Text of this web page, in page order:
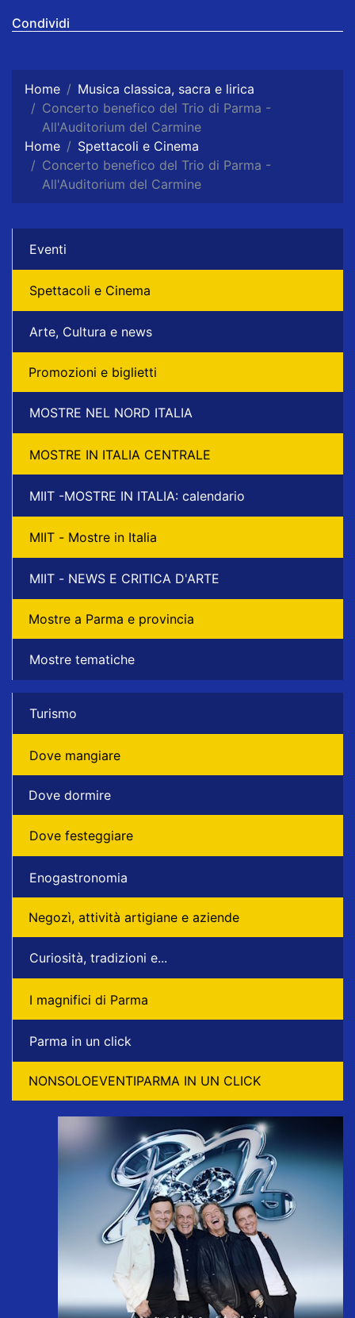
Condividi
Home
Musica classica, sacra e lirica
Concerto benefico del Trio di Parma -
All'Auditorium del Carmine
Home
Spettacoli e Cinema
Concerto benefico del Trio di Parma -
All'Auditorium del Carmine
Eventi
Spettacoli e Cinema
Arte, Cultura e news
Promozioni e biglietti
MOSTRE NEL NORD ITALIA
MOSTRE IN ITALIA CENTRALE
MIIT -MOSTRE IN ITALIA: calendario
MIIT - Mostre in Italia
MIIT - NEWS E CRITICA D'ARTE
Mostre a Parma e provincia
Mostre tematiche
Turismo
Dove mangiare
Dove dormire
Dove festeggiare
Enogastronomia
Negozì, attività artigiane e aziende
Curiosità, tradizioni e...
I magnifici di Parma
Parma in un click
NONSOLOEVENTIPARMA IN UN CLICK